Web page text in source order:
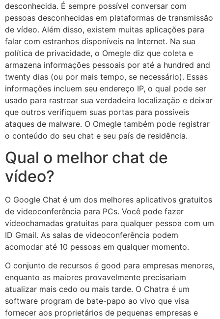
desconhecida. É sempre possível conversar com
pessoas desconhecidas em plataformas de transmissão
de vídeo. Além disso, existem muitas aplicações para
falar com estranhos disponíveis na Internet. Na sua
política de privacidade, o Omegle diz que coleta e
armazena informações pessoais por até a hundred and
twenty dias (ou por mais tempo, se necessário). Essas
informações incluem seu endereço IP, o qual pode ser
usado para rastrear sua verdadeira localização e deixar
que outros verifiquem suas portas para possíveis
ataques de malware. O Omegle também pode registrar
o conteúdo do seu chat e seu país de residência.
Qual o melhor chat de
vídeo?
O Google Chat é um dos melhores aplicativos gratuitos
de videoconferência para PCs. Você pode fazer
videochamadas gratuitas para qualquer pessoa com um
ID Gmail. As salas de videoconferência podem
acomodar até 10 pessoas em qualquer momento.
O conjunto de recursos é good para empresas menores,
enquanto as maiores provavelmente precisariam
atualizar mais cedo ou mais tarde. O Chatra é um
software program de bate-papo ao vivo que visa
fornecer aos proprietários de pequenas empresas e